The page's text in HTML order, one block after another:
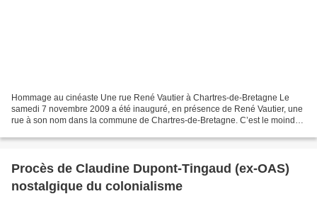
Hommage au cinéaste Une rue René Vautier à Chartres-de-Bretagne Le
samedi 7 novembre 2009 a été inauguré, en présence de René Vautier, une
rue à son nom dans la commune de Chartres-de-Bretagne. C’est le moindre
Procès de Claudine Dupont-Tingaud (ex-OAS)
nostalgique du colonialisme